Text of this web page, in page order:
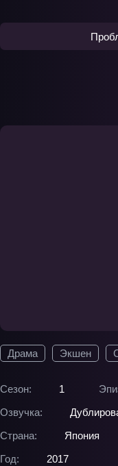
Драма Экшен
Сезон: 1
Озвучка:
Страна:
Япония
Год:
2017